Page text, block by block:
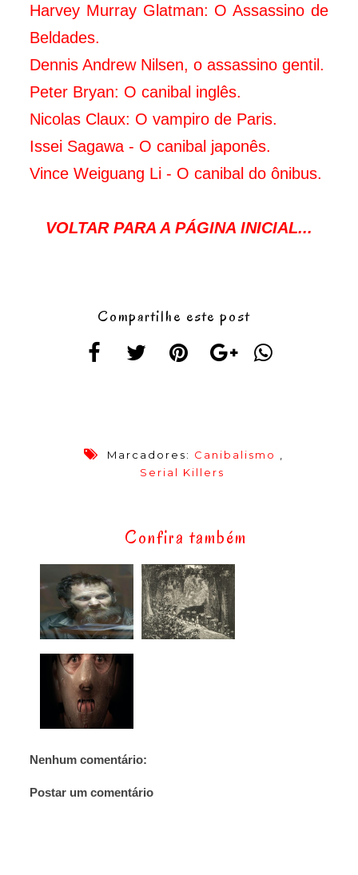
Harvey Murray Glatman: O Assassino de
Beldades.
Dennis Andrew Nilsen, o assassino gentil.
Peter Bryan: O canibal inglês.
Nicolas Claux: O vampiro de Paris.
Issei Sagawa - O canibal japonês.
Vince Weiguang Li - O canibal do ônibus.
VOLTAR PARA A PÁGINA INICIAL...
Compartilhe este post
Marcadores: Canibalismo
Serial Killers
Confira também
Nenhum comentário:
Postar um comentário